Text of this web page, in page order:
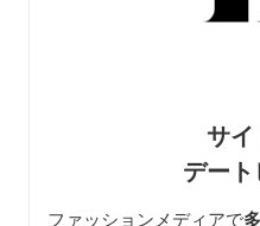
サ
デー
ファッションメディアで